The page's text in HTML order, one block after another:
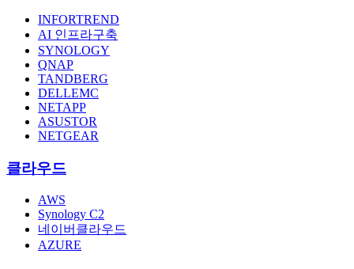
INFORTREND
AI 인프라구축
SYNOLOGY
QNAP
TANDBERG
DELLEMC
NETAPP
ASUSTOR
NETGEAR
클라우드
AWS
Synology C2
네이버클라우드
AZURE